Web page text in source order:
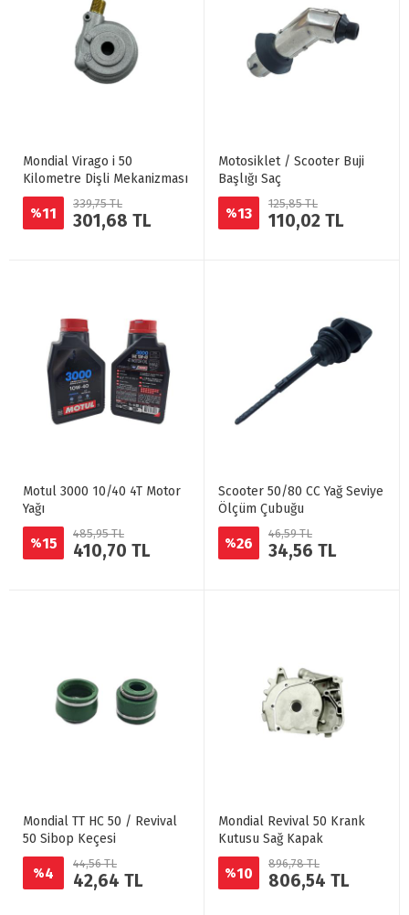
Mondial Virago i 50
Kilometre Dişli Mekanizması
%11
339,75 TL
301,68 TL
Motosiklet / Scooter Buji
Başlığı Saç
%13
125,85 TL
110,02 TL
Motul 3000 10/40 4T Motor
Yağı
%15
485,95 TL
410,70 TL
Scooter 50/80 CC Yağ Seviye
Ölçüm Çubuğu
%26
46,59 TL
34,56 TL
Mondial TT HC 50 / Revival
50 Sibop Keçesi
%4
44,56 TL
42,64 TL
Mondial Revival 50 Krank
Kutusu Sağ Kapak
%10
896,78 TL
806,54 TL